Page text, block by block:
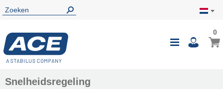
Toggle
00
Snelheidsregeling